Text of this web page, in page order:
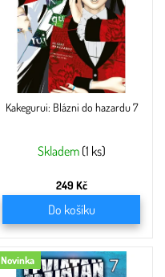
Kakegurui: Blázni do hazardu 7
Skladem (1 ks)
249 Kč
Do košíku
Novinka